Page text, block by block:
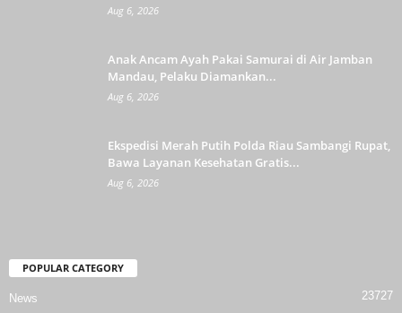
Aug 6, 2026
Anak Ancam Ayah Pakai Samurai di Air Jamban
Mandau, Pelaku Diamankan...
Aug 6, 2026
Ekspedisi Merah Putih Polda Riau Sambangi Rupat,
Bawa Layanan Kesehatan Gratis...
Aug 6, 2026
POPULAR CATEGORY
News 23727